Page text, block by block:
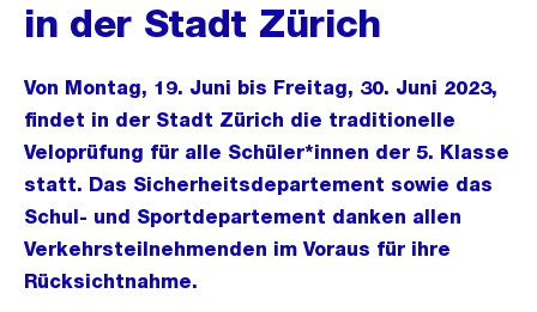
in der Stadt Zürich
Von Montag, 19. Juni bis Freitag, 30. Juni 2023,
findet in der Stadt Zürich die traditionelle
Veloprüfung für alle Schüler*innen der 5. Klasse
statt. Das Sicherheitsdepartement sowie das
Schul- und Sportdepartement danken allen
Verkehrsteilnehmenden im Voraus für ihre
Rücksichtnahme.